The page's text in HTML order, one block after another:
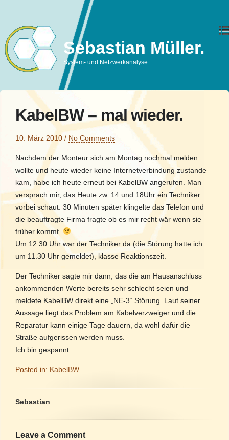
Sebastian Müller.
System- und Netzwerkanalyse
KabelBW – mal wieder.
10. März 2010 / No Comments
Nachdem der Monteur sich am Montag nochmal melden
wollte und heute wieder keine Internetverbindung zustande
kam, habe ich heute erneut bei KabelBW angerufen. Man
versprach mir, das Heute zw. 14 und 18Uhr ein Techniker
vorbei schaut. 30 Minuten später klingelte das Telefon und
die beauftragte Firma fragte ob es mir recht wär wenn sie
früher kommt.
Um 12.30 Uhr war der Techniker da (die Störung hatte ich
um 11.30 Uhr gemeldet), klasse Reaktionszeit.
Der Techniker sagte mir dann, das die am Hausanschluss
ankommenden Werte bereits sehr schlecht seien und
meldete KabelBW direkt eine „NE-3“ Störung. Laut seiner
Aussage liegt das Problem am Kabelverzweiger und die
Reparatur kann einige Tage dauern, da wohl dafür die
Straße aufgerissen werden muss.
Ich bin gespannt.
Posted in: KabelBW
Sebastian
Leave a Comment